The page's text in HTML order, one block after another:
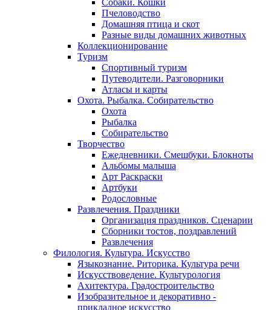
Собаки. Кошки
Пчеловодство
Домашняя птица и скот
Разные виды домашних животных
Коллекционирование
Туризм
Спортивный туризм
Путеводители. Разговорники
Атласы и карты
Охота. Рыбалка. Собирательство
Охота
Рыбалка
Собирательство
Творчество
Ежедневники. Смешбуки. Блокноты
Альбомы малыша
Арт Раскраски
Артбуки
Родословные
Развлечения. Праздники
Организация праздников. Сценарии
Сборники тостов, поздравлений
Развлечения
Филология. Культура. Искусство
Языкознание. Риторика. Культура речи
Искусствоведение. Культурология
Ахитектура. Градостроительство
Изобразительное и декоративно -
прикладное искусство